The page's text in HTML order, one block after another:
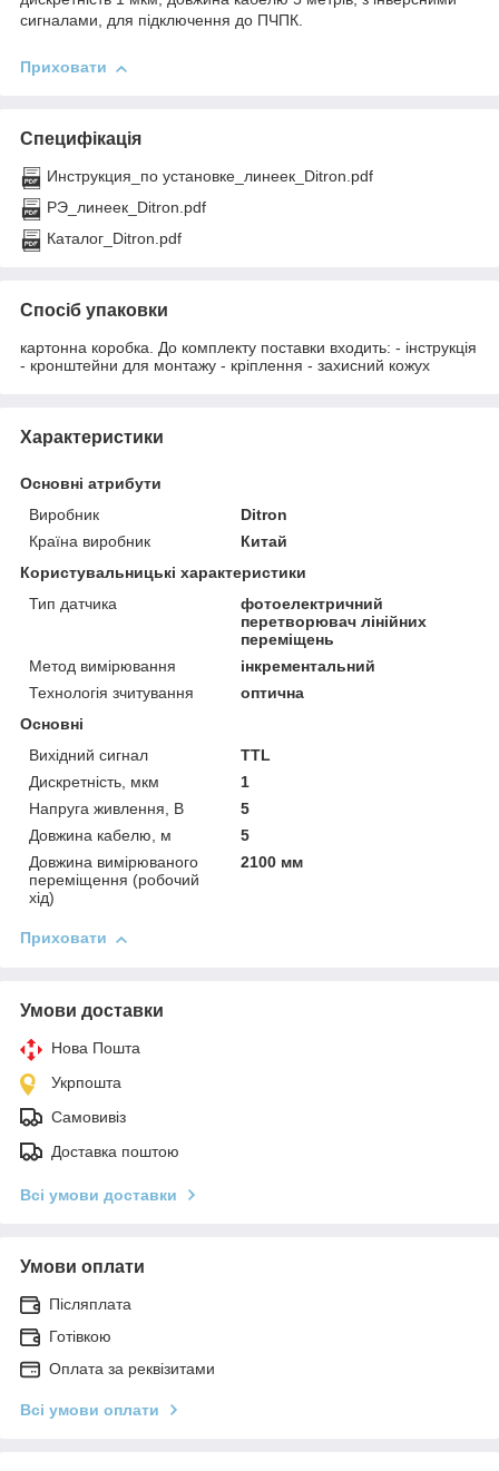
сигналами, для підключення до ПЧПК.
Приховати
Специфікація
Инструкция_по установке_линеек_Ditron.pdf
РЭ_линеек_Ditron.pdf
Каталог_Ditron.pdf
Спосіб упаковки
картонна коробка. До комплекту поставки входить: - інструкція
- кронштейни для монтажу - кріплення - захисний кожух
Характеристики
Основні атрибути
Виробник
Ditron
Країна виробник
Китай
Користувальницькі характеристики
Тип датчика
фотоелектричний
перетворювач лінійних
переміщень
Метод вимірювання
інкрементальний
Технологія зчитування
оптична
Основні
Вихідний сигнал
TTL
Дискретність, мкм
1
Напруга живлення, В
5
Довжина кабелю, м
5
Довжина вимірюваного
переміщення (робочий
хід)
2100 мм
Приховати
Умови доставки
Нова Пошта
Укрпошта
Самовивіз
Доставка поштою
Всі умови доставки
Умови оплати
Післяплата
Готівкою
Оплата за реквізитами
Всі умови оплати